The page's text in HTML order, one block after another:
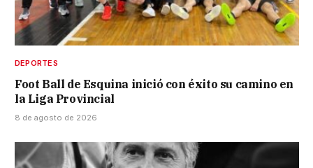
DEPORTES
Foot Ball de Esquina inició con éxito su camino en
la Liga Provincial
8 de agosto de 2026